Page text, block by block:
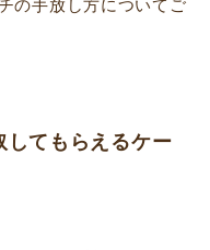
の手放し方についてご
してもらえるケー